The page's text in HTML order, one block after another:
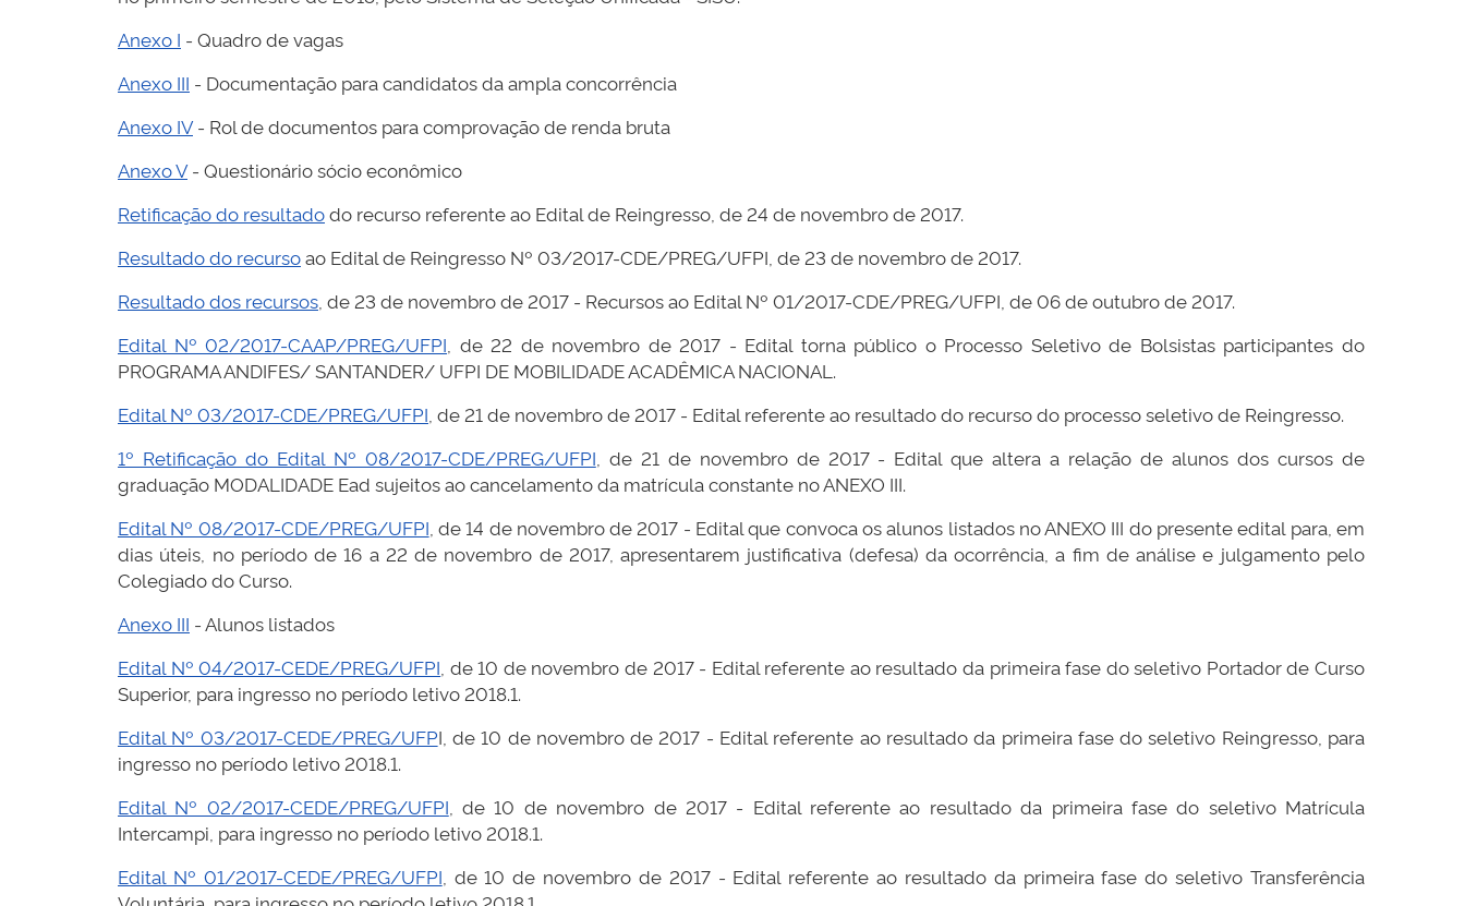
Anexo I - Quadro de vagas
Anexo III - Documentação para candidatos da ampla concorrência
Anexo IV- Rol de documentos para comprovação de renda bruta
Anexo V- Questionário sócio econômico
Retificação do resultadodo recurso referente ao Edital de Reingresso, de 24 de novembro de 2017.
Resultado do recursoao Edital de Reingresso Nº 03/2017-CDE/PREG/UFPI, de 23 de novembro de 2017.
Resultado dos recursos , de 23 de novembro de 2017 - Recursos ao Edital Nº 01/2017-CDE/PREG/UFPI, de 06 de outubro de 2017.
Edital Nº 02/2017-CAAP/PREG/UFPI , de 22 de novembro de 2017 - Edital torna público o Processo Seletivo de Bolsistas participantes do
PROGRAMA ANDIFES/ SANTANDER/ UFPI DE MOBILIDADE ACADÊMICA NACIONAL.
Edital Nº 03/2017-CDE/PREG/UFPI , de 21 de novembro de 2017 - Edital referente ao resultado do recurso do processo seletivo de Reingresso.
1º Retificação do Edital Nº 08/2017-CDE/PREG/UFPI , de 21 de novembro de 2017 - Edital que altera a relação de alunos dos cursos de
graduação MODALIDADE Ead sujeitos ao cancelamento da matrícula constante no ANEXO III.
Edital Nº 08/2017-CDE/PREG/UFPI , de 14 de novembro de 2017 - Edital que convoca os alunos listados no ANEXO III do presente edital para, em
dias úteis, no período de 16 a 22 de novembro de 2017, apresentarem justificativa (defesa) da ocorrência, a fim de análise e julgamento pelo
Colegiado do Curso.
Anexo III - Alunos listados
Edital Nº 04/2017-CEDE/PREG/UFPI , de 10 de novembro de 2017 - Edital referente ao resultado da primeira fase do seletivo Portador de Curso
Superior, para ingresso no período letivo 2018.1.
Edital Nº 03/2017-CEDE/PREG/UFPI, de 10 de novembro de 2017 - Edital referente ao resultado da primeira fase do seletivo Reingresso, para
ingresso no período letivo 2018.1.
Edital Nº 02/2017-CEDE/PREG/UFPI , de 10 de novembro de 2017 - Edital referente ao resultado da primeira fase do seletivo Matrícula
Intercampi, para ingresso no período letivo 2018.1.
Edital Nº 01/2017-CEDE/PREG/UFPI , de 10 de novembro de 2017 - Edital referente ao resultado da primeira fase do seletivo Transferência